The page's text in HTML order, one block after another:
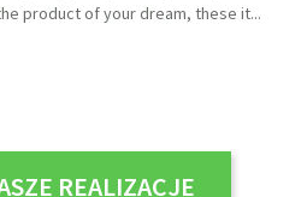
product of your dream, these it
REALIZACJE